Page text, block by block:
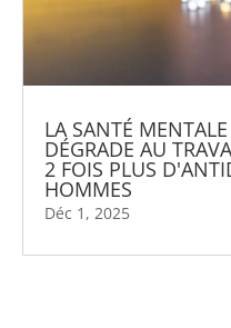
LA SANTÉ
DÉGRADE AU
2 FOIS PLUS
HOMMES
Déc 1, 2025